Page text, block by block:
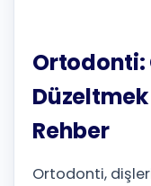
Ortodonti:
Rehber
Ortodonti,